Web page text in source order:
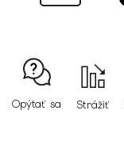
Opýtať sa Strážiť